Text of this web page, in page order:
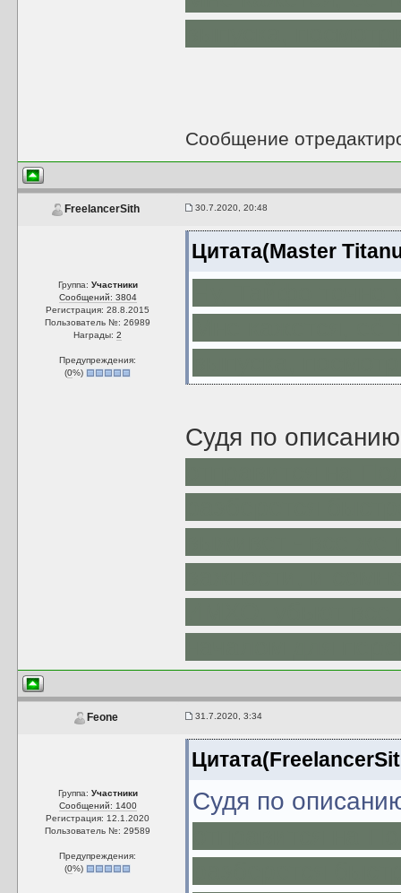
Сообщение
FreelancerSith 30.7.2020, 20:48
Группа: Участники
Сообщений: 3804
Регистрация: 28.8.2015
Пользователь №: 26989
Награды:2
Предупреждения:
(0%)
Цитата(Master
Судя по
Feone 31.7.2020, 3:34
Группа: Участники
Сообщений: 1400
Регистрация: 12.1.2020
Пользователь №: 29589
Предупреждения:
(0%)
Судя по